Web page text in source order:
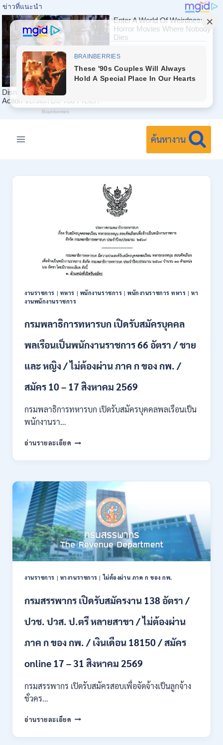
ค้นหางาน
งานราชการ | ทหาร | พนักงานราชการ |พนักงานราชการ ทหาร |หา
งานพนักงานราชการ
กรมพลาธิการทหารบก เปิดรับสมัครบุคคล
พลเรือนเป็นพนักงานราชการ 66 อัตรา / ชาย
และ หญิง / ไม่ต้องผ่าน ภาค ก ของ กพ. /
สมัคร 10 – 17 สิงหาคม 2569
กรมพลาธิการทหารบก เปิดรับสมัครบุคคลพลเรือนเป็น
พนักงานรา…
อ่านรายละเอียด กรม
ทหาร
เปิด
รับ
สมัคร
บุคคล
พลเรือน
เป็น
พนักงาน
ราชการ
66
/
และ
/
ต้อง
ภาค
ก
กพ.
10
17
งานราชการ | หางานราชการ |ไม่ต้องผ่าน ภาค ก ของ กพ.
กรมสรรพากร เปิดรับสมัครงาน 138 อัตรา /
ปวช. ปวส. ป.ตรี หลายสาขา / ไม่ต้องผ่าน
ภาค ก ของ กพ. / เงินเดือน 18150 / สมัคร
online 17 – 31 สิงหาคม 2569
กรมสรรพากร เปิดรับสมัครสอบเพื่อจัดจ้างเป็นลูกจ้าง
ชั่วคร…
อ่านรายละเอียด กรม
เปิด